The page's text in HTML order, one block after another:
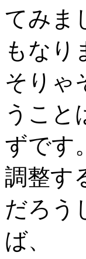
てみま
もなり
そりゃ
うこと
ずです。
調整す
だろう
ば、